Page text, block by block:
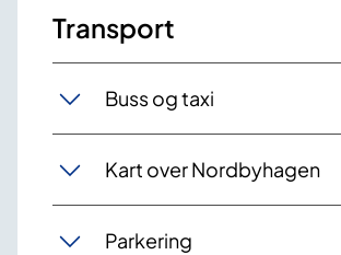
Transport
Buss og taxi
Kart over Nordbyhagen
Parkering